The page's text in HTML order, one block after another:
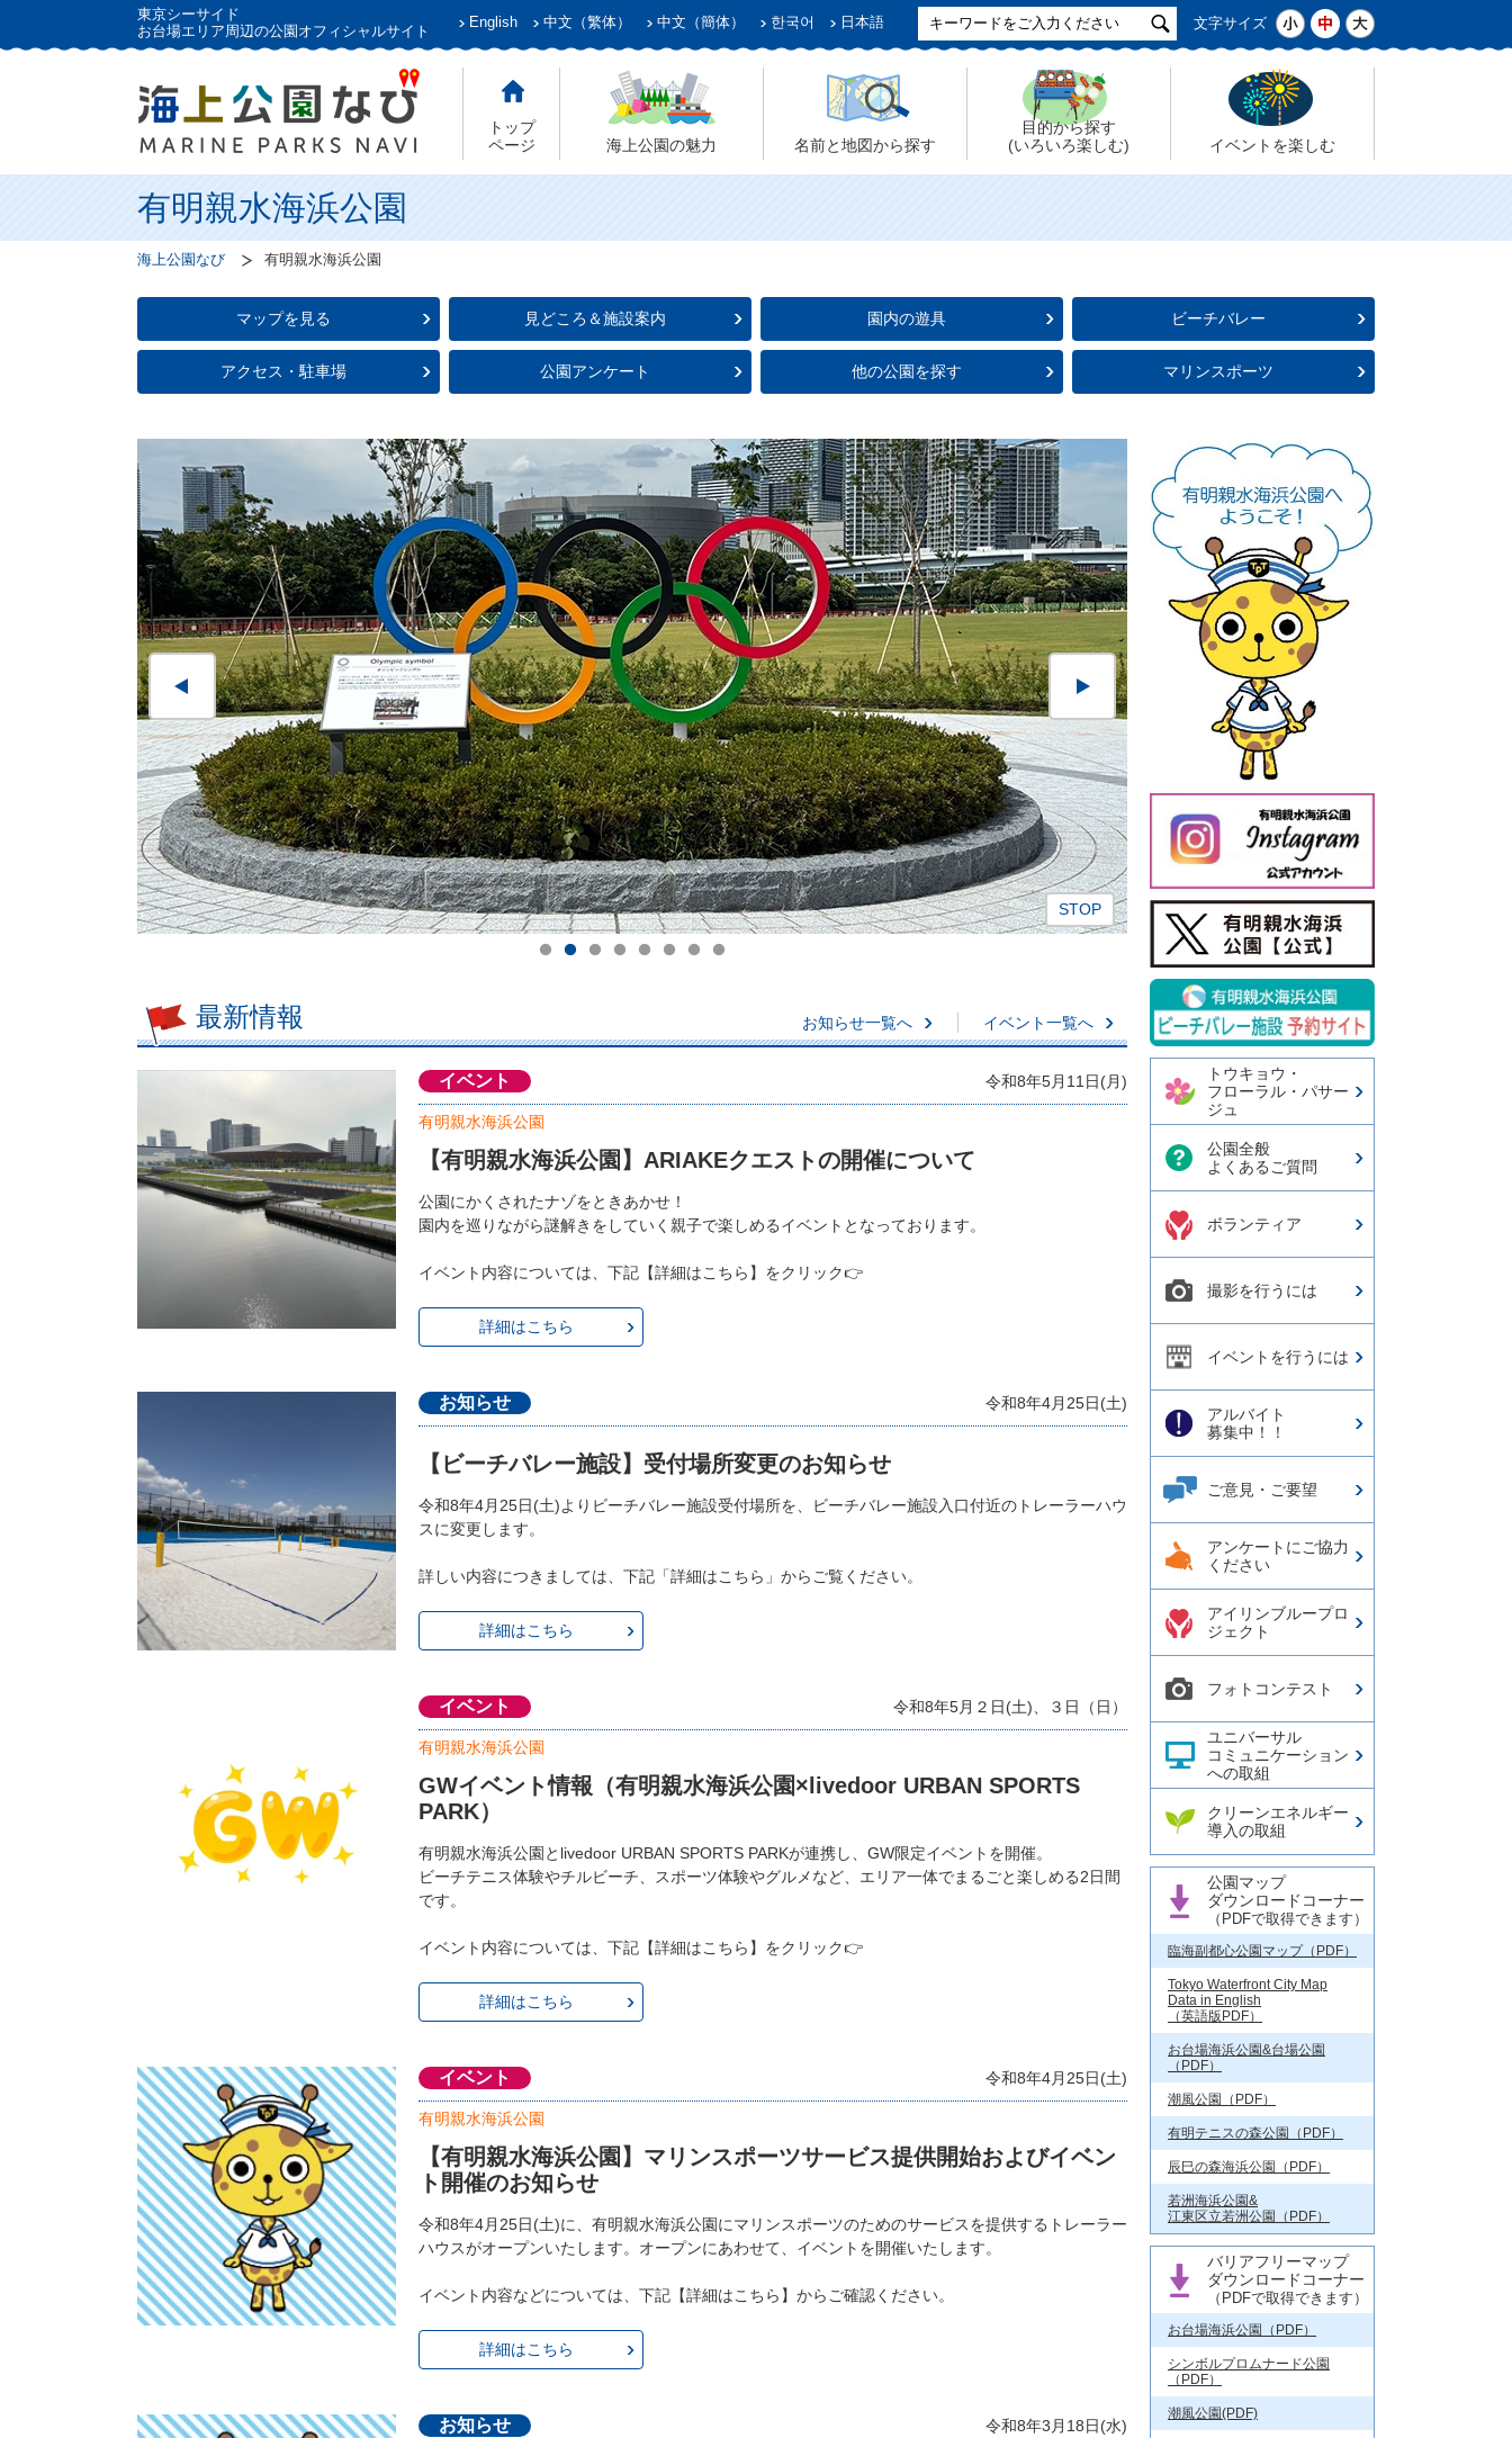
東京シーサイド
お台場エリア周辺の公園オフィシャルサイト
English 中文（繁体） 中文（簡体） 한국어 日本語 文字サイズ
トップ
ページ
海上公園の魅力 名前と地図から探す
目的から探す
(いろいろ楽しむ)
イベントを楽しむ
有明親水海浜公園
海上公園なび 有明親水海浜公園
マップを見る 見どころ＆施設案内 園内の遊具 ビーチバレー
アクセス・駐車場 公園アンケート 他の公園を探す マリンスポーツ
生・
最新情報 お知らせ一覧へ イベント一覧へ
イベント 令和8年5月11日(月)
有明親水海浜公園
【有明親水海浜公園】ARIAKEクエストの開催について
公園にかくされたナゾをときあかせ！
園内を巡りながら謎解きをしていく親子で楽しめるイベントとなっております。
イベント内容については、下記【詳細はこちら】をクリック👉
詳細はこちら
お知らせ 令和8年4月25日(土)
【ビーチバレー施設】受付場所変更のお知らせ
令和8年4月25日(土)よりビーチバレー施設受付場所を、ビーチバレー施設入口付近のトレーラーハウ
スに変更します。
詳しい内容につきましては、下記「詳細はこちら」からご覧ください。
詳細はこちら
イベント 令和8年5月２日(土)、３日（日）
有明親水海浜公園
GWイベント情報（有明親水海浜公園×livedoor URBAN SPORTS
PARK）
有明親水海浜公園とlivedoor URBAN SPORTS PARKが連携し、GW限定イベントを開催。
ビーチテニス体験やチルビーチ、スポーツ体験やグルメなど、エリア一体でまるごと楽しめる2日間
です。
イベント内容については、下記【詳細はこちら】をクリック👉
詳細はこちら
イベント 令和8年4月25日(土)
有明親水海浜公園
【有明親水海浜公園】マリンスポーツサービス提供開始およびイベン
ト開催のお知らせ
令和8年4月25日(土)に、有明親水海浜公園にマリンスポーツのためのサービスを提供するトレーラー
ハウスがオープンいたします。オープンにあわせて、イベントを開催いたします。
イベント内容などについては、下記【詳細はこちら】からご確認ください。
詳細はこちら
お知らせ 令和8年3月18日(水)
有明親水海浜公園【公式
X】
トウキョウ・
フローラル・パサー
ジュ
公園全般
よくあるご質問
ボランティア
撮影を行うには
イベントを行うには
アルバイト
募集中！！
ご意見・ご要望
アンケートにご協力
ください
アイリンブループロ
ジェクト
フォトコンテスト
ユニバーサル
コミュニケーション
への取組
クリーンエネルギー
導入の取組
公園マップ
ダウンロードコーナー
（PDFで取得できます）
臨海副都心公園マップ（PDF）
Tokyo Waterfront City Map
Data in English
（英語版PDF）
お台場海浜公園&台場公園
（PDF）
潮風公園（PDF）
有明テニスの森公園（PDF）
辰巳の森海浜公園（PDF）
若洲海浜公園&
江東区立若洲公園（PDF）
バリアフリーマップ
ダウンロードコーナー
（PDFで取得できます）
お台場海浜公園（PDF）
シンボルプロムナード公園
（PDF）
潮風公園(PDF)